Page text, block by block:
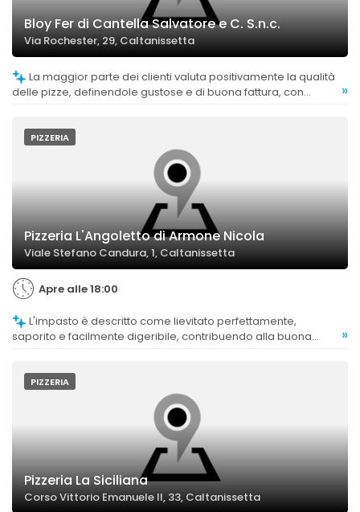
Bloy Fer di Cantella Salvatore e C. S.n.c.
Via Rochester, 29, Caltanissetta
delle pizze, definendole gustose e di buona fattura, con
»
PIZZERIA
Pizzeria L'Angoletto di Armone Nicola
Viale Stefano Candura, 1, Caltanissetta
Apre alle 18:00
saporito e facilmente digeribile, contribuendo alla buona
»
PIZZERIA
Pizzeria La Siciliana
Corso Vittorio Emanuele II, 33, Caltanissetta